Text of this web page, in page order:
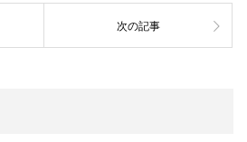
次の記事